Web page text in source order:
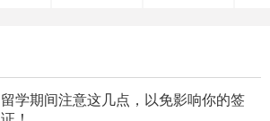
留学期间注意这几点，以免影响你的签